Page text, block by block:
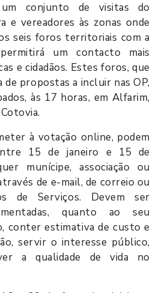
conjunto de visitas do
e vereadores às zonas onde
seis foros territoriais com a
um contacto mais
e cidadãos. Estes foros, que
propostas a incluir nas OP,
às 17 horas, em Alfarim,
à votação online, podem
15 de janeiro e 15 de
munícipe, associação ou
de e-mail, de correio ou
de Serviços. Devem ser
quanto ao seu
conter estimativa de custo e
servir o interesse público,
a qualidade de vida no